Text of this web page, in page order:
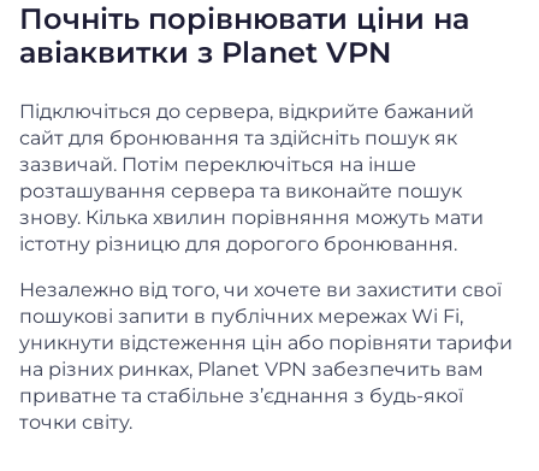
Почніть порівнювати ціни на
авіаквитки з Planet VPN
Підключіться до сервера, відкрийте бажаний
сайт для бронювання та здійсніть пошук як
зазвичай. Потім переключіться на інше
розташування сервера та виконайте пошук
знову. Кілька хвилин порівняння можуть мати
істотну різницю для дорогого бронювання.
Незалежно від того, чи хочете ви захистити свої
пошукові запити в публічних мережах Wi Fi,
уникнути відстеження цін або порівняти тарифи
на різних ринках, Planet VPN забезпечить вам
приватне та стабільне з’єднання з будь-якої
точки світу.